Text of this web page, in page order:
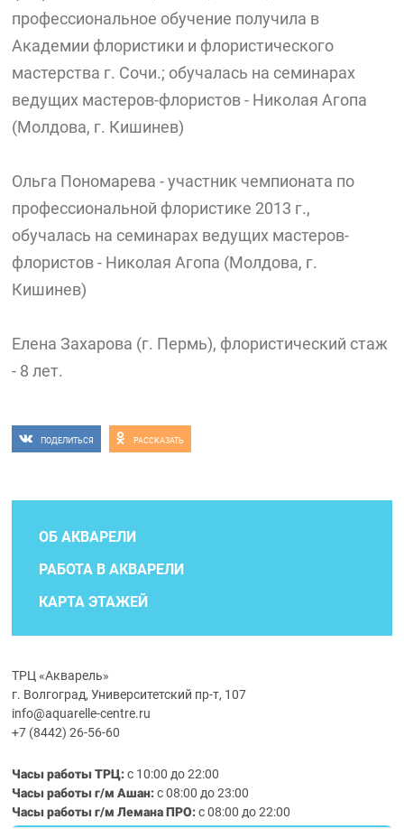
профессиональное обучение получила в
Академии флористики и флористического
мастерства г. Сочи.; обучалась на семинарах
ведущих мастеров-флористов - Николая Агопа
(Молдова, г. Кишинев)
Ольга Пономарева - участник чемпионата по
профессиональной флористике 2013 г.,
обучалась на семинарах ведущих мастеров-
флористов - Николая Агопа (Молдова, г.
Кишинев)
Елена Захарова (г. Пермь), флористический стаж
- 8 лет.
ПОДЕЛИТЬСЯ РАССКАЗАТЬ
ОБ АКВАРЕЛИ
РАБОТА В АКВАРЕЛИ
КАРТА ЭТАЖЕЙ
ТРЦ «Акварель»
г. Волгоград, Университетский пр-т, 107
info@aquarelle-centre.ru
+7 (8442) 26-56-60
Часы работы ТРЦ:с 10:00 до 22:00
Часы работы г/м Ашан:с 08:00 до 23:00
Часы работыг/мЛемана ПРО:с 08:00 до 22:00